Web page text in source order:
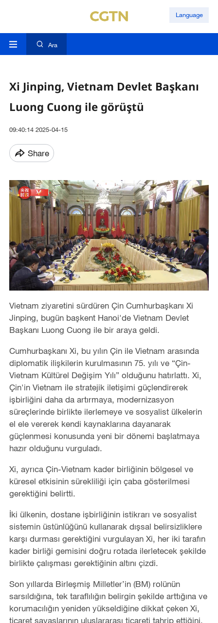
Language
Ara
Xi Jinping, Vietnam Devlet Başkanı
Luong Cuong ile görüştü
09:40:14 2025-04-15
Share
Vietnam ziyaretini sürdüren Çin Cumhurbaşkanı Xi
Jinping, bugün başkent Hanoi'de Vietnam Devlet
Başkanı Luong Cuong ile bir araya geldi.
Cumhurbaşkanı Xi, bu yılın Çin ile Vietnam arasında
diplomatik ilişkilerin kurulmasının 75. yılı ve “Çin-
Vietnam Kültürel Değişim Yılı” olduğunu hatırlattı. Xi,
Çin'in Vietnam ile stratejik iletişimi güçlendirerek
işbirliğini daha da artırmaya, modernizasyon
süreçlerinde birlikte ilerlemeye ve sosyalist ülkelerin
el ele vererek kendi kaynaklarına dayanarak
güçlenmesi konusunda yeni bir dönemi başlatmaya
hazır olduğunu vurguladı.
Xi, ayrıca Çin-Vietnam kader birliğinin bölgesel ve
küresel etkisinin sürekliliği için çaba gösterilmesi
gerektiğini belirtti.
İki ülkenin, dostane işbirliğinin istikrarı ve sosyalist
sistemin üstünlüğünü kullanarak dışsal belirsizliklere
karşı durması gerektiğini vurgulayan Xi, her iki tarafın
kader birliği gemisini doğru rotada ilerletecek şekilde
birlikte çalışması gerektiğinin altını çizdi.
Son yıllarda Birleşmiş Milletler’in (BM) rolünün
sarsıldığına, tek taraflılığın belirgin şekilde arttığına ve
korumacılığın yeniden yükseldiğine dikkat çeken Xi,
ticaret savaşlarının uluslararası ticareti tahrip ettiğini,